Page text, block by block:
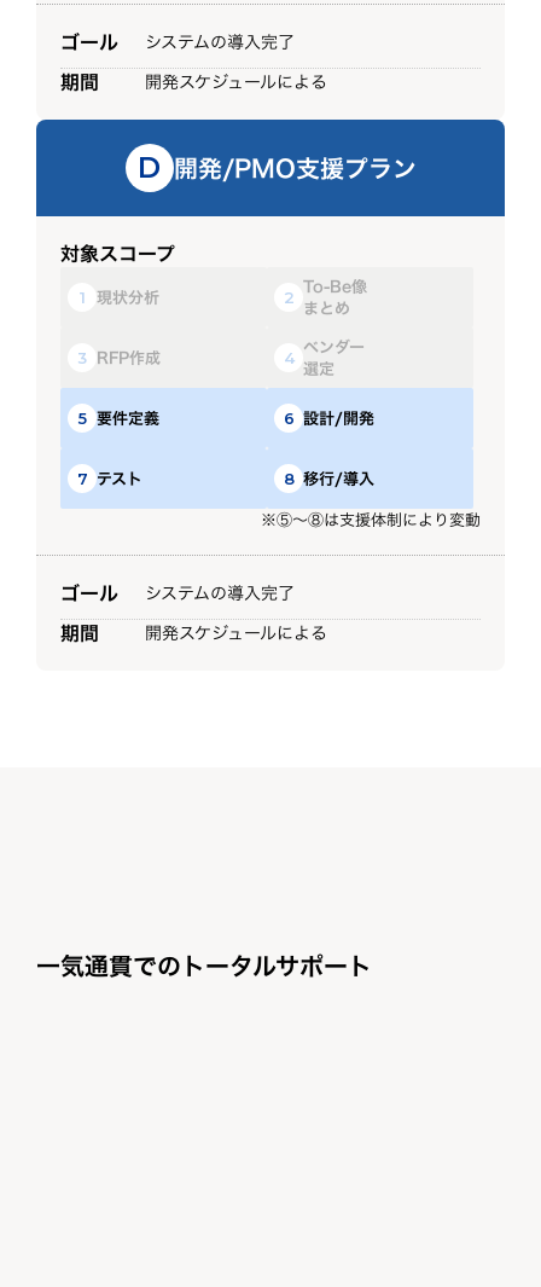
ゴール システムの導入完了
期間 開発スケジュールによる
D 開発/PMO支援プラン
対象スコープ
1 現状分析 2 To-Be像
まとめ
3 RFP作成 4 ベンダー
選定
5 要件定義 6 設計/開発
7 テスト 8 移行/導入
※⑤～⑧は支援体制により変動
ゴール システムの導入完了
期間 開発スケジュールによる
一気通貫でのトータルサポート